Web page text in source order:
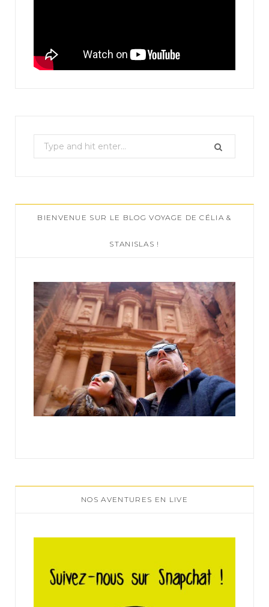
e
c
h
:
BIENVENUE SUR LE BLOG VOYAGE DE CÉLIA &
STANISLAS !
NOS AVENTURES EN LIVE